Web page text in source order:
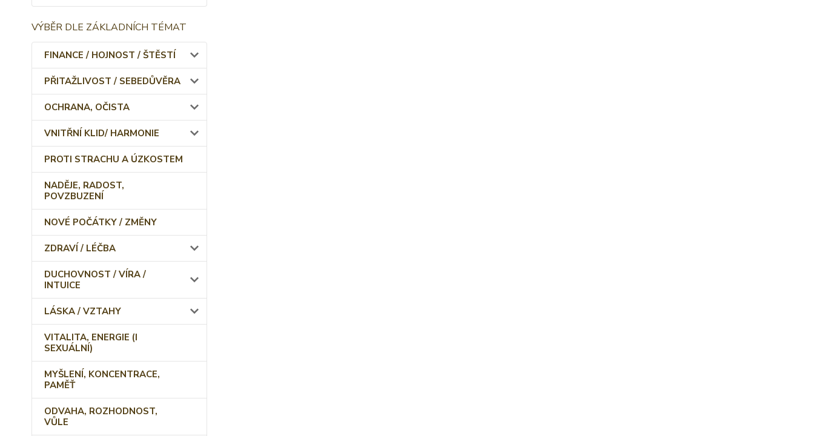
VÝBĚR DLE ZÁKLADNÍCH TÉMAT
FINANCE / HOJNOST / ŠTĚSTÍ
PŘITAŽLIVOST / SEBEDŮVĚRA
OCHRANA, OČISTA
VNITŘNÍ KLID/ HARMONIE
PROTI STRACHU A ÚZKOSTEM
NADĚJE, RADOST,
POVZBUZENÍ
NOVÉ POČÁTKY / ZMĚNY
ZDRAVÍ / LÉČBA
DUCHOVNOST / VÍRA /
INTUICE
LÁSKA / VZTAHY
VITALITA, ENERGIE (I
SEXUÁLNÍ)
MYŠLENÍ, KONCENTRACE,
PAMĚŤ
ODVAHA, ROZHODNOST,
VŮLE